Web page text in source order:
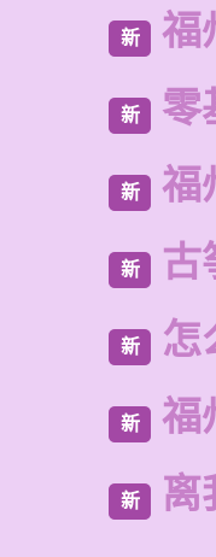
新 福
新 零
新 福
新 古
新 怎
新 福
新 离